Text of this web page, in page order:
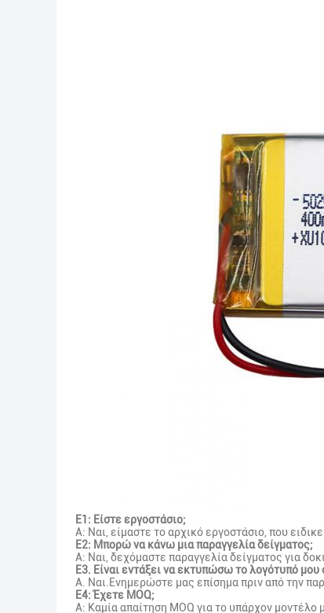
Ε1: Είστε εργοστάσιο;
Α: Ναι, είμαστε το αρχικό εργοστάσιο, που
Ε2: Μπορώ να κάνω μια παραγγελία δείγματος;
Α: Ναι, δεχόμαστε παραγγελία δείγματος για
Ε3. Είναι εντάξει να εκτυπώσω το λογότυπό μου
Α. Ναι.Ενημερώστε μας επίσημα πριν από την
Ε4: Έχετε MOQ;
Α: Καμία απαίτηση MOQ για το υπάρχον